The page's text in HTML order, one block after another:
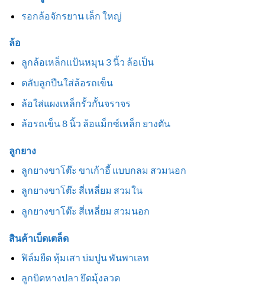
รอกล้อจักรยาน เล็ก ใหญ่
ล้อ
ลูกล้อเหล็กแป้นหมุน 3 นิ้ว ล้อเป็น
ตลับลูกปืนใส่ล้อรถเข็น
ล้อใส่แผงเหล็กรั้วกั้นจราจร
ล้อรถเข็น 8 นิ้ว ล้อแม็กซ์เหล็ก ยางตัน
ลูกยาง
ลูกยางขาโต๊ะ ขาเก้าอี้ แบบกลม สวมนอก
ลูกยางขาโต๊ะ สี่เหลี่ยม สวมใน
ลูกยางขาโต๊ะ สี่เหลี่ยม สวมนอก
สินค้าเบ็ดเตล็ด
ฟิล์มยืด หุ้มเสา บ่มปูน พันพาเลท
ลูกบิดหางปลา ยึดมุ้งลวด